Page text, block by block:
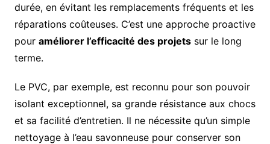
durée, en évitant les remplacements fréquents et les
réparations coûteuses. C’est une approche proactive
pour améliorer l’efficacité des projetssur le long
terme.
Le PVC, par exemple, est reconnu pour son pouvoir
isolant exceptionnel, sa grande résistance aux chocs
et sa facilité d’entretien. Il ne nécessite qu’un simple
nettoyage à l’eau savonneuse pour conserver son